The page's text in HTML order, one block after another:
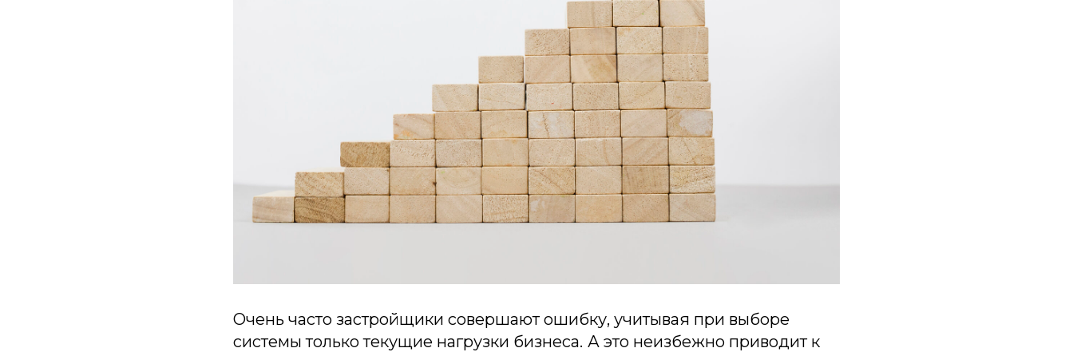
Очень часто застройщики совершают ошибку, учитывая при выборе
системы только текущие нагрузки бизнеса. А это неизбежно приводит к